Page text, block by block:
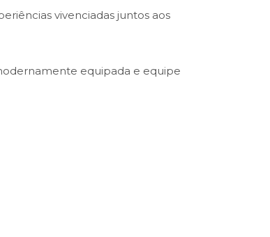
vivenciadas juntos aos
equipada e equipe